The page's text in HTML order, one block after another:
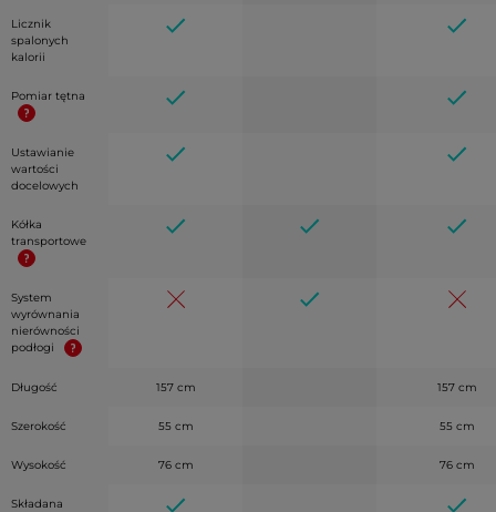
Licznik
spalonych
kalorii
Pomiar tętna
Ustawianie
wartości
docelowych
Kółka
transportowe
System
wyrównania
nierówności
podłogi
Długość 157 cm 157 cm
Szerokość 55 cm 55 cm
Wysokość 76 cm 76 cm
Składana